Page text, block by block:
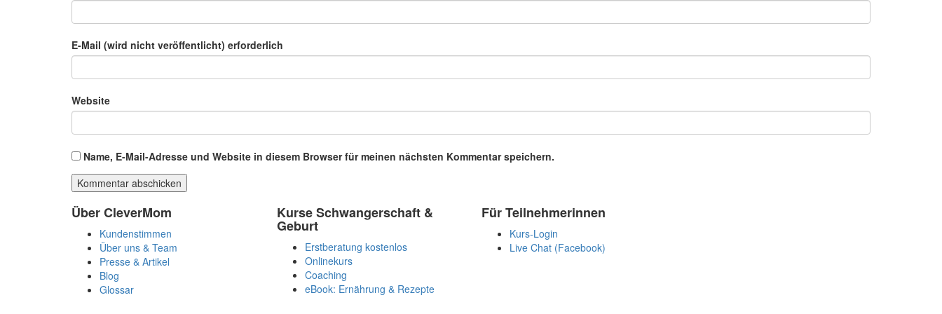
E-Mail (wird nicht veröffentlicht) erforderlich
Website
Name, E-Mail-Adresse und Website in diesem Browser für meinen nächsten Kommentar speichern.
Über CleverMom
Kundenstimmen
Über uns & Team
Presse & Artikel
Blog
Glossar
Kurse Schwangerschaft &
Geburt
Erstberatung kostenlos
Onlinekurs
Coaching
eBook: Ernährung & Rezepte
Für Teilnehmerinnen
Kurs-Login
Live Chat (Facebook)